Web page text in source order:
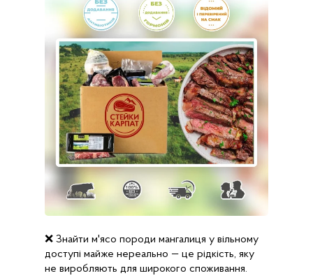
❌ Знайти м'ясо породи мангалиця у вільному
доступі майже нереально — це рідкість, яку
не виробляють для широкого споживання.